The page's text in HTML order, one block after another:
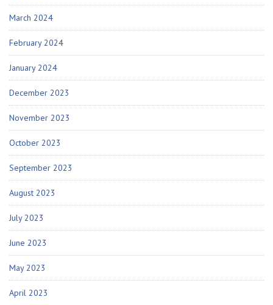
March 2024
February 2024
January 2024
December 2023
November 2023
October 2023
September 2023
August 2023
July 2023
June 2023
May 2023
April 2023